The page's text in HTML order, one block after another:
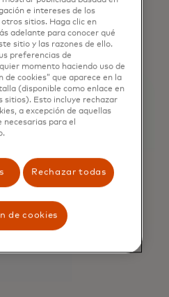
EMV con un
de circuito abierto,
e intereses de los
sitios. Haga clic en
adelante para conocer qué
sitio y las razones de ello.
preferencias de
momento haciendo uso de
de cookies” que aparece en la
(disponible como enlace en
sitios). Esto incluye rechazar
a excepción de aquellas
para el
Rechazar todas
de cookies